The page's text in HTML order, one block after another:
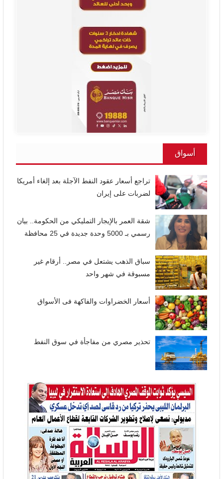
أسواق
تراجع أسعار عقود النفط الآجلة بعد إلغاء أمريكا
لضربات على إيران
شقة العمر بالإيجار التمليكي من الحكومة.. بيان
رسمي بـ 5000 وحدة جديدة في 25 محافظة
سباق الذهب يشتعل في مصر.. أرقام غير
مسبوقة في شهر واحد
أسعار الخضراوات والفاكهة فى الأسواق
تحذير مصري من مفاجأة في سوق النفط